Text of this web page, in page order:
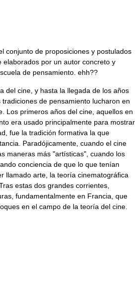
conjunto de proposiciones y postulados
elaborados por un autor concreto y
de pensamiento. ehh??
del cine, y hasta la llegada de los años
de pensamiento lucharon en
Los primeros años del cine, aquellos en
era usado principalmente para mostrar
fue la tradición formativa la que
Paradójicamente, cuando el cine
maneras más "artísticas", cuando los
conciencia de que lo que tenían
llamado arte, la teoría cinematográfica
estas dos grandes corrientes,
fundamentalmente en Francia, que
en el campo de la teoría del cine.